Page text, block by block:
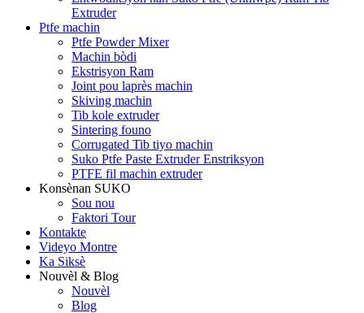
Extruder
Ptfe machin
Ptfe Powder Mixer
Machin bòdi
Ekstrisyon Ram
Joint pou laprès machin
Skiving machin
Tib kole extruder
Sintering founo
Corrugated Tib tiyo machin
Suko Ptfe Paste Extruder Enstriksyon
PTFE fil machin extruder
Konsènan SUKO
Sou nou
Faktori Tour
Kontakte
Videyo Montre
Ka Siksè
Nouvèl & Blog
Nouvèl
Blog